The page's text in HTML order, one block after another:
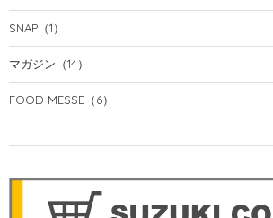
SNAP （1）
マガジン （14）
FOOD MESSE （6）